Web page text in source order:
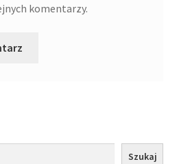
komentarzy.
Szukaj